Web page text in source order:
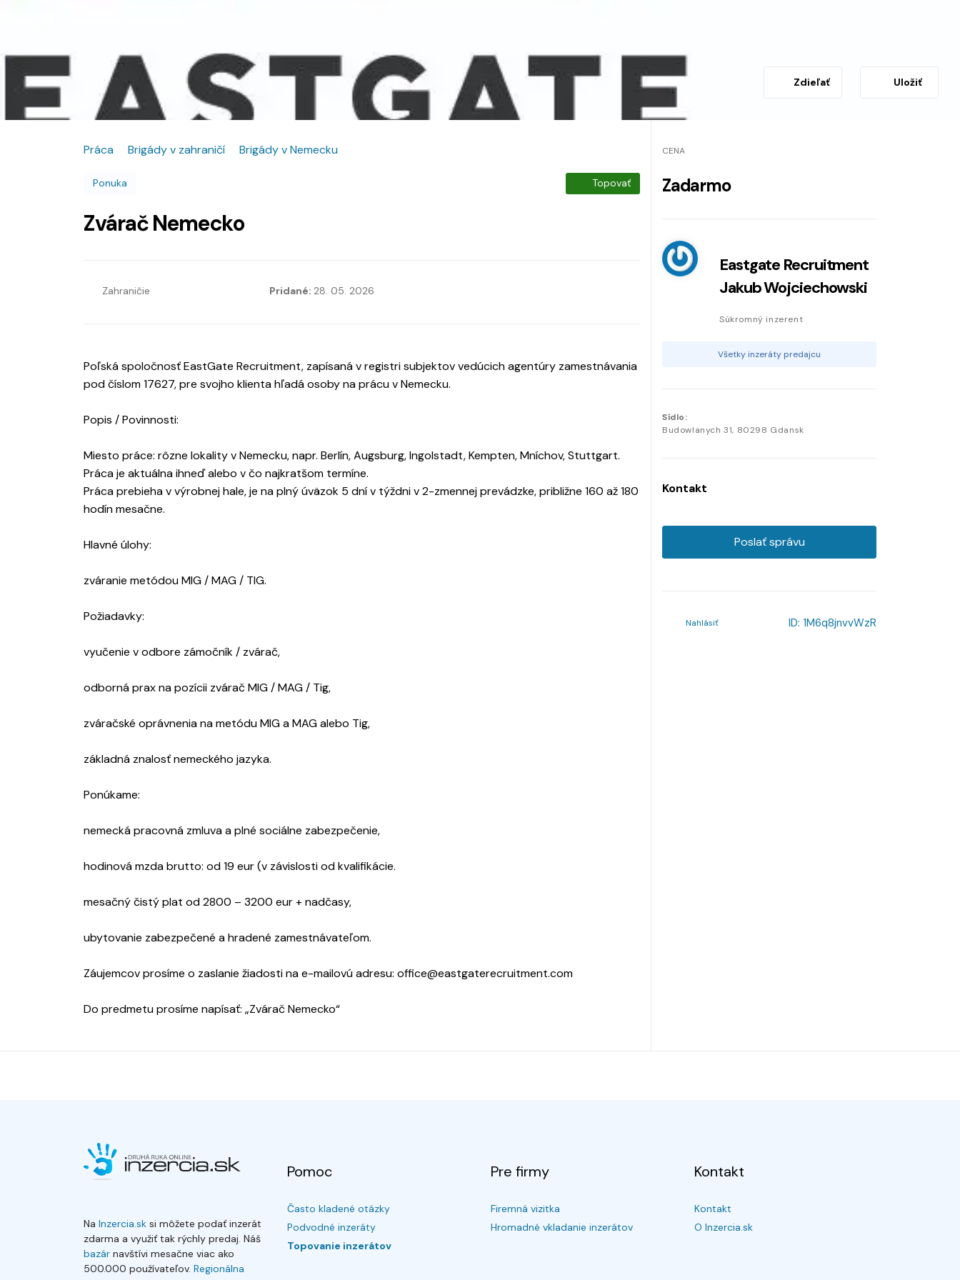
Zdieľať Uložiť
Práca Brigády v zahraničí Brigády v Nemecku
Ponuka Topovať
Zvárač Nemecko
Zahraničie Pridané: 28. 05. 2026
Poľská spoločnosť EastGate Recruitment, zapísaná v registri subjektov vedúcich agentúry zamestnávania
pod číslom 17627, pre svojho klienta hľadá osoby na prácu v Nemecku.
Popis / Povinnosti:
Miesto práce: rôzne lokality v Nemecku, napr. Berlín, Augsburg, Ingolstadt, Kempten, Mníchov, Stuttgart.
Práca je aktuálna ihneď alebo v čo najkratšom termíne.
Práca prebieha v výrobnej hale, je na plný úväzok 5 dní v týždni v 2-zmennej prevádzke, približne 160 až 180
hodín mesačne.
Hlavné úlohy:
zváranie metódou MIG / MAG / TIG.
Požiadavky:
vyučenie v odbore zámočník / zvárač,
odborná prax na pozícii zvárač MIG / MAG / Tig,
zváračské oprávnenia na metódu MIG a MAG alebo Tig,
základná znalosť nemeckého jazyka.
Ponúkame:
nemecká pracovná zmluva a plné sociálne zabezpečenie,
hodinová mzda brutto: od 19 eur (v závislosti od kvalifikácie.
mesačný čistý plat od 2800 – 3200 eur + nadčasy,
ubytovanie zabezpečené a hradené zamestnávateľom.
Záujemcov prosíme o zaslanie žiadosti na e-mailovú adresu: office@eastgaterecruitment.com
Do predmetu prosíme napísať: „Zvárač Nemecko“
CENA
Zadarmo
Eastgate Recruitment
Jakub Wojciechowski
Súkromný inzerent
Všetky inzeráty predajcu
Sídlo:
Budowlanych 31, 80298 Gdansk
Kontakt
Poslať správu
Nahlásiť ID: 1M6q8jnvvWzR
Na Inzercia.sk si môžete podať inzerát
zdarma a využiť tak rýchly predaj. Náš
bazár navštívi mesačne viac ako
500.000 používateľov. Regionálna
Pomoc
Často kladené otázky
Podvodné inzeráty
Topovanie inzerátov
Pre firmy
Firemná vizitka
Hromadné vkladanie inzerátov
Kontakt
Kontakt
O Inzercia.sk